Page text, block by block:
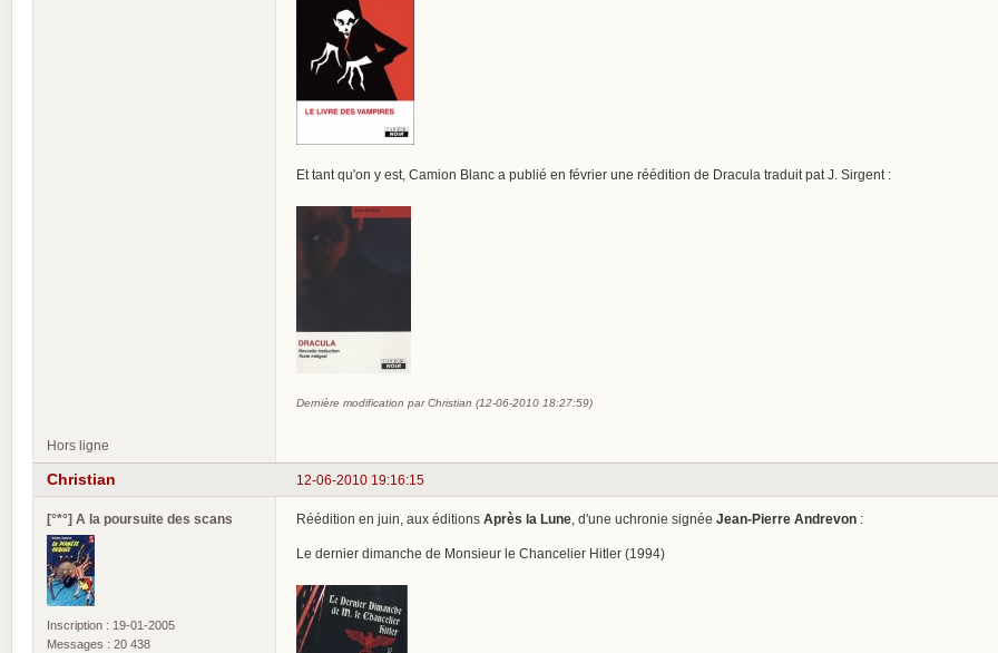
Et tant qu'on y est, Camion Blanc a publié en février une réédition de Dracula traduit pat J. Sirgent :
Dernière modification par Christian (12-06-2010 18:27:59)
Hors ligne
12-06-2010 19:16:15
Christian
[°*°] A la poursuite des scans
Inscription : 19-01-2005
Messages : 20 438
Réédition en juin, aux éditions Après la Lune , d'une uchronie signée Jean-Pierre Andrevon :
Le dernier dimanche de Monsieur le Chancelier Hitler (1994)